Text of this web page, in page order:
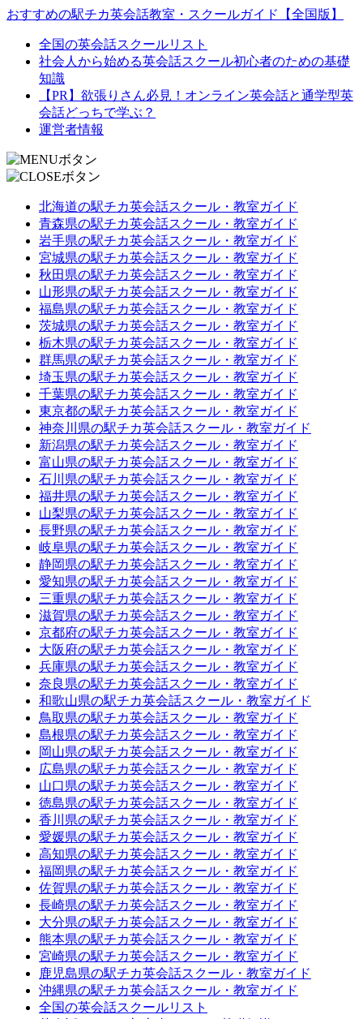
おすすめの駅チカ英会話教室・スクールガイド【全国版】
全国の英会話スクールリスト
社会人から始める英会話スクール初心者のための基礎
知識
【PR】欲張りさん必見！オンライン英会話と通学型英
会話どっちで学ぶ？
運営者情報
北海道の駅チカ英会話スクール・教室ガイド
青森県の駅チカ英会話スクール・教室ガイド
岩手県の駅チカ英会話スクール・教室ガイド
宮城県の駅チカ英会話スクール・教室ガイド
秋田県の駅チカ英会話スクール・教室ガイド
山形県の駅チカ英会話スクール・教室ガイド
福島県の駅チカ英会話スクール・教室ガイド
茨城県の駅チカ英会話スクール・教室ガイド
栃木県の駅チカ英会話スクール・教室ガイド
群馬県の駅チカ英会話スクール・教室ガイド
埼玉県の駅チカ英会話スクール・教室ガイド
千葉県の駅チカ英会話スクール・教室ガイド
東京都の駅チカ英会話スクール・教室ガイド
神奈川県の駅チカ英会話スクール・教室ガイド
新潟県の駅チカ英会話スクール・教室ガイド
富山県の駅チカ英会話スクール・教室ガイド
石川県の駅チカ英会話スクール・教室ガイド
福井県の駅チカ英会話スクール・教室ガイド
山梨県の駅チカ英会話スクール・教室ガイド
長野県の駅チカ英会話スクール・教室ガイド
岐阜県の駅チカ英会話スクール・教室ガイド
静岡県の駅チカ英会話スクール・教室ガイド
愛知県の駅チカ英会話スクール・教室ガイド
三重県の駅チカ英会話スクール・教室ガイド
滋賀県の駅チカ英会話スクール・教室ガイド
京都府の駅チカ英会話スクール・教室ガイド
大阪府の駅チカ英会話スクール・教室ガイド
兵庫県の駅チカ英会話スクール・教室ガイド
奈良県の駅チカ英会話スクール・教室ガイド
和歌山県の駅チカ英会話スクール・教室ガイド
鳥取県の駅チカ英会話スクール・教室ガイド
島根県の駅チカ英会話スクール・教室ガイド
岡山県の駅チカ英会話スクール・教室ガイド
広島県の駅チカ英会話スクール・教室ガイド
山口県の駅チカ英会話スクール・教室ガイド
徳島県の駅チカ英会話スクール・教室ガイド
香川県の駅チカ英会話スクール・教室ガイド
愛媛県の駅チカ英会話スクール・教室ガイド
高知県の駅チカ英会話スクール・教室ガイド
福岡県の駅チカ英会話スクール・教室ガイド
佐賀県の駅チカ英会話スクール・教室ガイド
長崎県の駅チカ英会話スクール・教室ガイド
大分県の駅チカ英会話スクール・教室ガイド
熊本県の駅チカ英会話スクール・教室ガイド
宮崎県の駅チカ英会話スクール・教室ガイド
鹿児島県の駅チカ英会話スクール・教室ガイド
沖縄県の駅チカ英会話スクール・教室ガイド
全国の英会話スクールリスト